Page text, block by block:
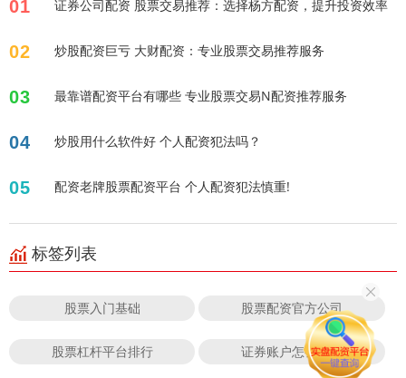
01 证券公司配资 股票交易推荐：选择杨方配资，提升投资效率
02 炒股配资巨亏 大财配资：专业股票交易推荐服务
03 最靠谱配资平台有哪些 专业股票交易N配资推荐服务
04 炒股用什么软件好 个人配资犯法吗？
05 配资老牌股票配资平台 个人配资犯法慎重!
标签列表
股票入门基础 股票配资官方公司
股票杠杆平台排行 证券账户怎么配资